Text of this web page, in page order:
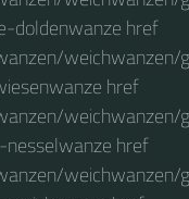
doldenwanze href
weichwanzen/
href
weichwanzen/
href
weichwanzen/